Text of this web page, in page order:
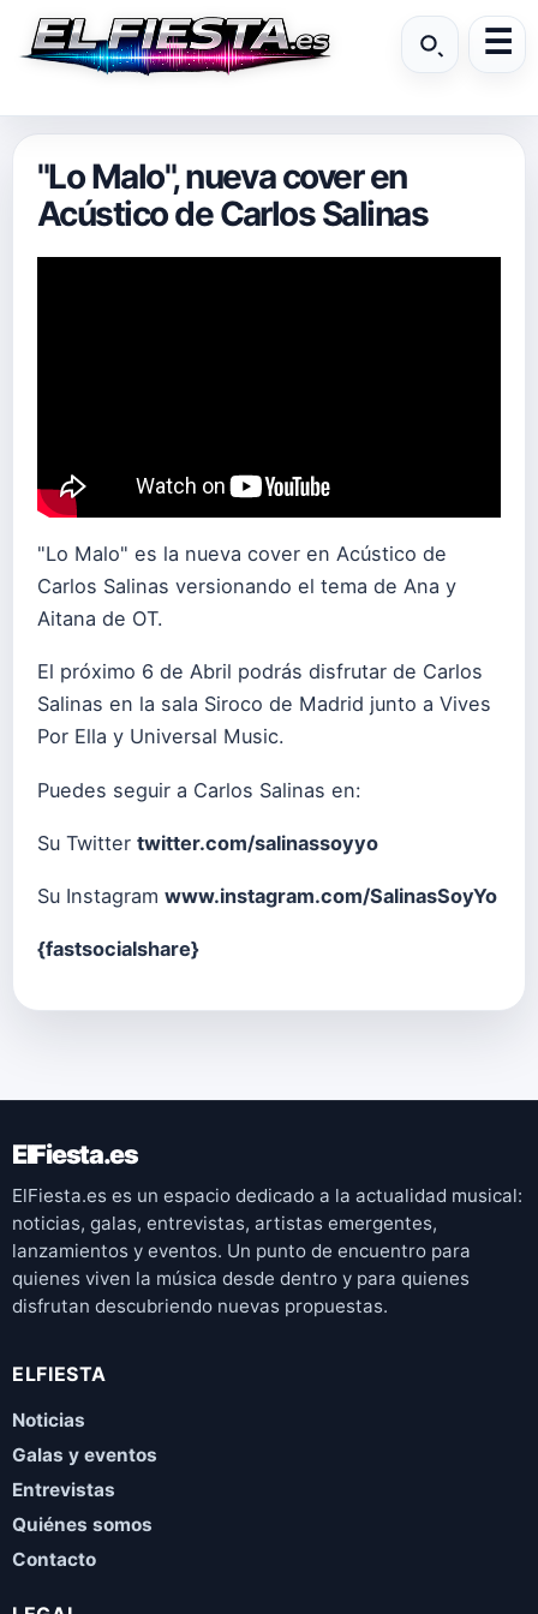
"Lo Malo", nueva cover en
Acústico de Carlos Salinas
"Lo Malo" es la nueva cover en Acústico de
Carlos Salinas versionando el tema de Ana y
Aitana de OT.
El próximo 6 de Abril podrás disfrutar de Carlos
Salinas en la sala Siroco de Madrid junto a Vives
Por Ella y Universal Music.
Puedes seguir a Carlos Salinas en:
Su Twitter twitter.com/salinassoyyo
Su Instagram www.instagram.com/SalinasSoyYo
{fastsocialshare}
ElFiesta.es
ElFiesta.es es un espacio dedicado a la actualidad musical:
noticias, galas, entrevistas, artistas emergentes,
lanzamientos y eventos. Un punto de encuentro para
quienes viven la música desde dentro y para quienes
disfrutan descubriendo nuevas propuestas.
ELFIESTA
Noticias
Galas y eventos
Entrevistas
Quiénes somos
Contacto